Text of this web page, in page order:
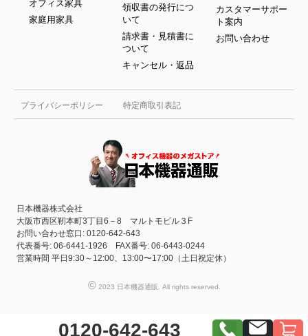
0120-642-643
プライバシーポリシー 特定商取引表記
日本機器株式会社
大阪市西区靭本町3丁目6－8 マルトモビル３F
お問い合わせ窓口: 0120-642-643
代表番号: 06-6441-1926 FAX番号: 06-6443-0244
営業時間 平日9:30～12:00、13:00〜17:00（土日祝定休）
オフィス家具
家庭用家具
領収書の発行につ
いて
請求書・見積書に
ついて
キャンセル・返品
カスタマーサポー
ト案内
お問い合わせ
©2023 日本機器通販. All rights reserved.